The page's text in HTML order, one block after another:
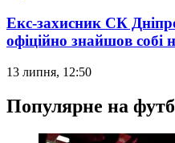
Екс-захисник СК
офіційно знайшов
13 липня, 12:50
Популярне на